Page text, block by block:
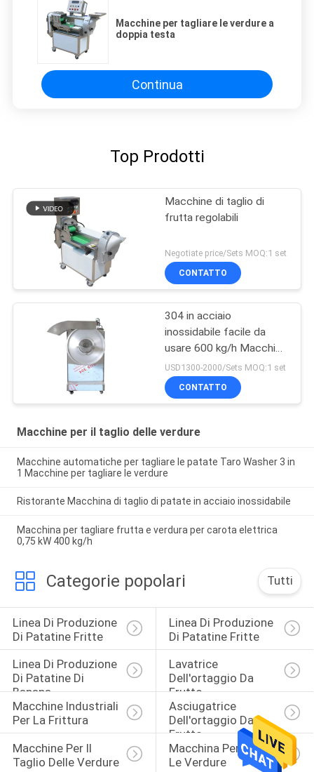
Macchine per tagliare le verdure a
doppia testa
Continua
Top Prodotti
Macchine di taglio di
frutta regolabili
Negotiate price/Sets MOQ:1 set
CONTATTO
304 in acciaio
inossidabile facile da
usare 600 kg/h Macchina
per tagliare le patatine di
manioca
USD1300-2000/Sets MOQ:1 set
CONTATTO
Macchine per il taglio delle verdure
Macchine automatiche per tagliare le patate Taro Washer 3 in
1 Macchine per tagliare le verdure
Ristorante Macchina di taglio di patate in acciaio inossidabile
Macchina per tagliare frutta e verdura per carota elettrica
0,75 kW 400 kg/h
Categorie popolari Tutti
Linea Di Produzione
Di Patatine Fritte
Linea Di Produzione
Di Patatine Fritte
Linea Di Produzione
Di Patatine Di
Banana
Lavatrice
Dell'ortaggio Da
Frutto
Macchine Industriali
Per La Frittura
Asciugatrice
Dell'ortaggio Da
Frutto
Macchine Per Il
Taglio Delle Verdure
Macchina Per Pelare
Le Verdure